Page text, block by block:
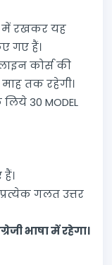
में रखकर यह
गए हैं।
कोर्स की
तक रहेगी।
30 MODEL
गलत उत्तर
भाषा में रहेगा।